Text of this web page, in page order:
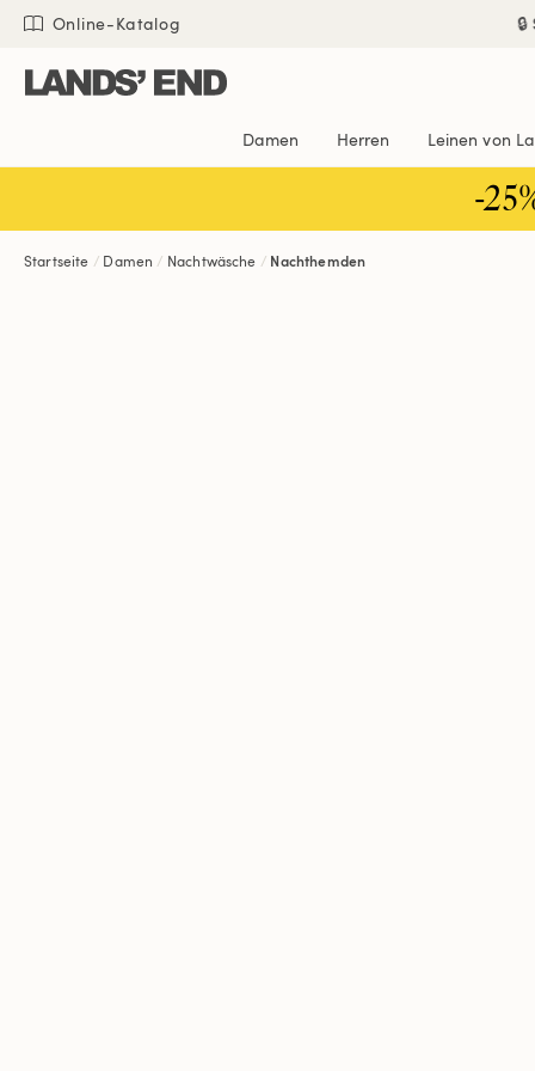
Direkt
Inhalt
Direkt
Navigation
Direkt
Suche
Online-Katalog
Damen Herren Leinen von
-
Startseite Damen Nachtwäsche Nachthemden